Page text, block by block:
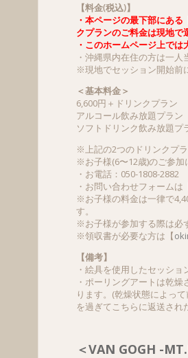
【料金(税込)】
・本ページの最下部にあ
クプランのご料金は現地で
・ このホームページ上では
・沖縄県内在住の方は一人
※現地でセッション開始前
＜基本料金＞
6,600円＋ドリンクプラン
アルコール飲み放題プラン
ソフトドリンク飲み放題プ
※上記の2つのドリンクプ
※お子様(6〜12歳)のご参加
・お電話：050-1808-2882
・お問い合わせフォームは
※お子様の料金は一律で
す。
※お子様が参加する際は必
※領収書が必要な方は【
【備考】
・絵具を使用したセッシ
・ポーリングアートは乾
ります。(乾燥状態によっ
を過ぎてこちらに返送され
＜VAN GOGH -